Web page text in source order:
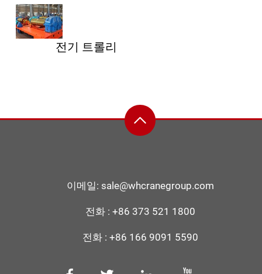
전기 트롤리
이메일: sale@whcranegroup.com
전화 : +86 373 521 1800
전화 : +86 166 9091 5590